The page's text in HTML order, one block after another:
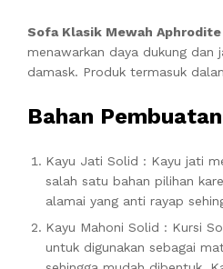
Sofa Klasik Mewah Aphrodite
menawarkan daya dukung dan
damask. Produk termasuk
Bahan
Kayu Jati Solid : Kayu jati
salah satu bahan pilihan
alamai yang anti rayap
Kayu Mahoni Solid : Kursi
untuk digunakan sebagai